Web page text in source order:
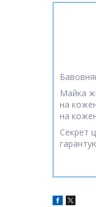
Майка
на
на
Секрет